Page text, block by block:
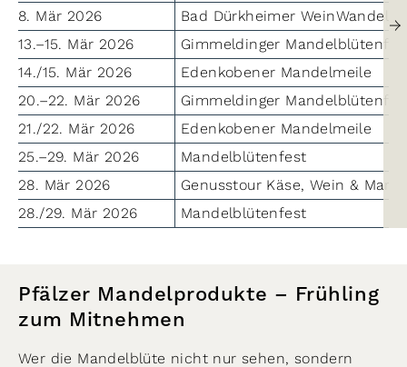
8. Mär 2026
Bad Dürkheimer WeinWandel
13.–15. Mär 2026
Gimmeldinger
14./15. Mär 2026
Edenkobener Mandelmeile
20.–22. Mär 2026
Gimmeldinger
21./22. Mär 2026
Edenkobener Mandelmeile
25.–29. Mär 2026
Mandelblütenfest
28. Mär 2026
Genusstour Käse, Wein &
28./29. Mär 2026
Mandelblütenfest
→
Pfälzer Mandelprodukte – Frühling
zum Mitnehmen
Wer die Mandelblüte nicht nur sehen, sondern